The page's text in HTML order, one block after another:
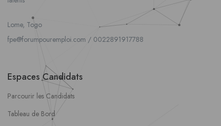
Lome, Togo
fpe@forumpouremploi.com / 0022891917788
Espaces Candidats
Parcourir les Candidats
Tableau de Bord